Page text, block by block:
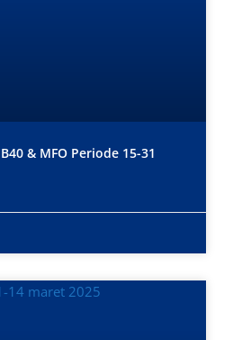
& MFO Periode 15-31